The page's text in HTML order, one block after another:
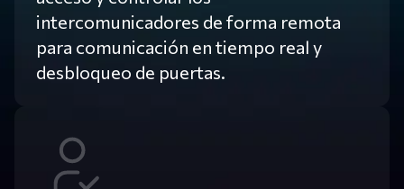
intercomunicadores de forma remota
para comunicación en tiempo real y
desbloqueo de puertas.